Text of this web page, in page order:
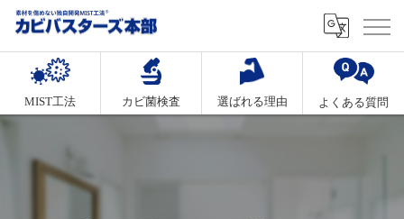
MIST工法 カビ菌検査 選ばれる理由 よくある質問